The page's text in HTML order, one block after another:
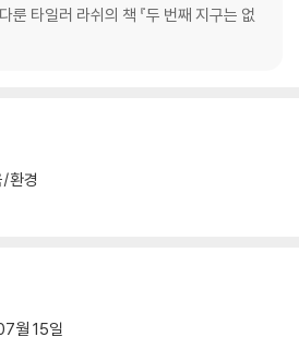
상자의 밖으로
룬 타일러 라쉬의 책 『두 번째 지구는 없
환경
월 15일